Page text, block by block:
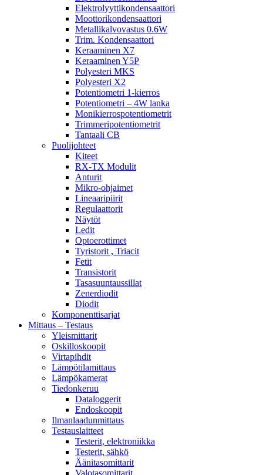
Elektrolyyttikondensaattori
Moottorikondensaattori
Metallikalvovastus 0.6W
Trim. Kondensaattori
Keraaminen X7
Keraaminen Y5P
Polyesteri MKS
Polyesteri X2
Potentiometri 1-kierros
Potentiometri – 4W lanka
Monikierrospotentiometrit
Trimmeripotentiometrit
Tantaali CB
Puolijohteet
Kiteet
RX-TX Modulit
Anturit
Mikro-ohjaimet
Lineaaripiirit
Regulaattorit
Näytöt
Ledit
Optoerottimet
Tyristorit , Triacit
Fetit
Transistorit
Tasasuuntaussillat
Zenerdiodit
Diodit
Komponenttisarjat
Mittaus – Testaus
Yleismittarit
Oskilloskoopit
Virtapihdit
Lämpötilamittaus
Lämpökamerat
Tiedonkeruu
Dataloggerit
Endoskoopit
Ilmanlaadunmittaus
Testauslaitteet
Testerit, elektroniikka
Testerit, sähkö
Äänitasomittarit
Valotasomittarit